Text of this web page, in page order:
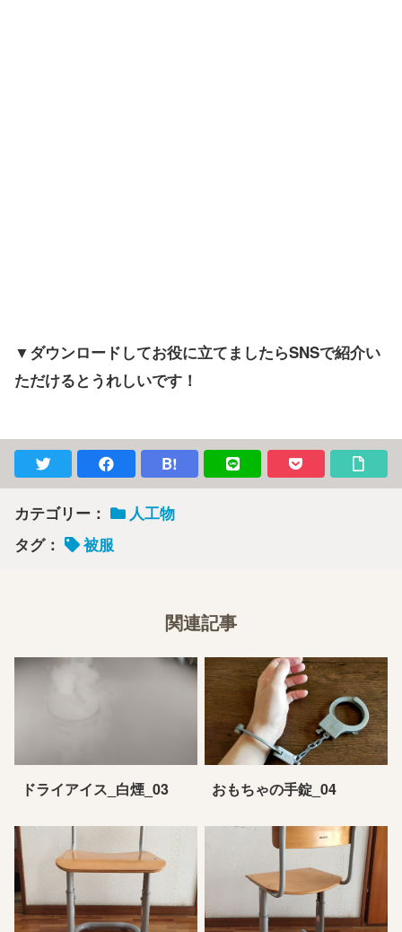
▼ダウンロードしてお役に立てましたらSNSで紹介い
ただけるとうれしいです！
B!
カテゴリー：
人工物
タグ：
被服
関連記事
ドライアイス_白煙_03 おもちゃの手錠_04